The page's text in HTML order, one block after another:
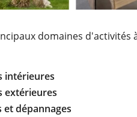
domaines d'activités
intérieures
extérieures
et dépannages